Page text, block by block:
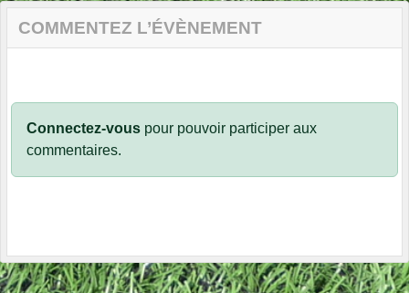
COMMENTEZ L’ÉVÈNEMENT
Connectez-vous pour pouvoir participer aux
commentaires.